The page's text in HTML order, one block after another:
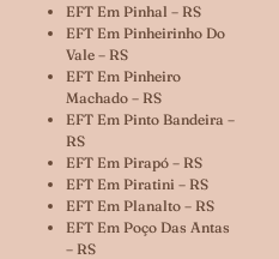
EFT Em Pinhal – RS
EFT Em Pinheirinho Do
Vale – RS
EFT Em Pinheiro
Machado – RS
EFT Em Pinto Bandeira –
RS
EFT Em Pirapó – RS
EFT Em Piratini – RS
EFT Em Planalto – RS
EFT Em Poço Das Antas
– RS